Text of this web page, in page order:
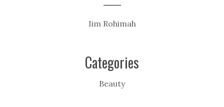
Iim Rohimah
Categories
Beauty